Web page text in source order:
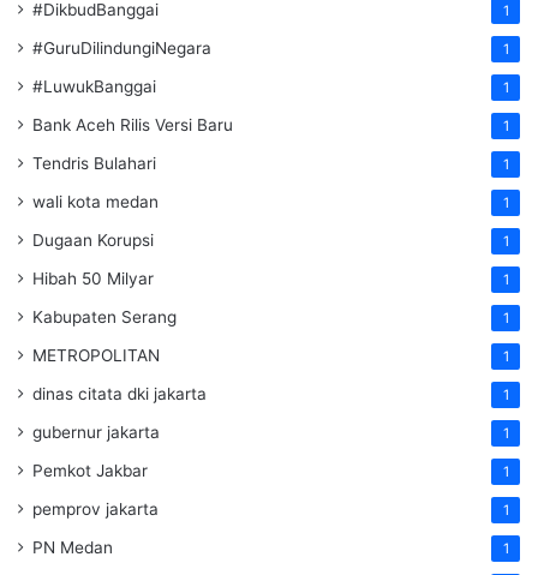
#DikbudBanggai 1
#GuruDilindungiNegara 1
#LuwukBanggai 1
Bank Aceh Rilis Versi Baru 1
Tendris Bulahari 1
wali kota medan 1
Dugaan Korupsi 1
Hibah 50 Milyar 1
Kabupaten Serang 1
METROPOLITAN 1
dinas citata dki jakarta 1
gubernur jakarta 1
Pemkot Jakbar 1
pemprov jakarta 1
PN Medan 1